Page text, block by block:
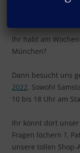
VeggieWorld
Ihr habt am
München?
Dann besucht uns
2022. Sowohl
10 bis 18 Uhr am
Ihr könnt dort
Fragen löchern ?,
unsere tollen Shop-